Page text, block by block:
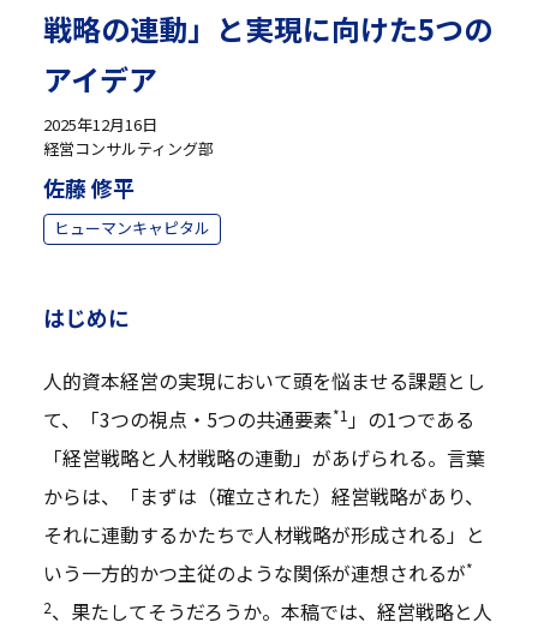
戦略の連動」と実現に向けた5つの
アイデア
2025年12月16日
経営コンサルティング部
佐藤 修平
ヒューマンキャピタル
はじめに
人的資本経営の実現において頭を悩ませる課題とし
て、「3つの視点・5つの共通要素*1 」の1つである
「経営戦略と人材戦略の連動」があげられる。言葉
からは、「まずは（確立された）経営戦略があり、
それに連動するかたちで人材戦略が形成される」と
いう一方的かつ主従のような関係が連想されるが*
2、果たしてそうだろうか。本稿では、経営戦略と人